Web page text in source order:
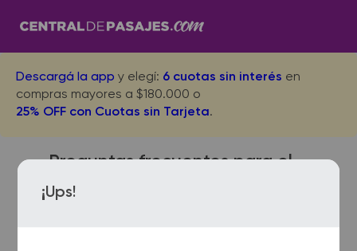
Descargá la app y elegí: 6 cuotas sin interés en
compras mayores a $180.000 o
25% OFF con Cuotas sin Tarjeta.
¡Ups!
Preguntas frecuentes para el
viaje desde Realico a Santa
Rosa